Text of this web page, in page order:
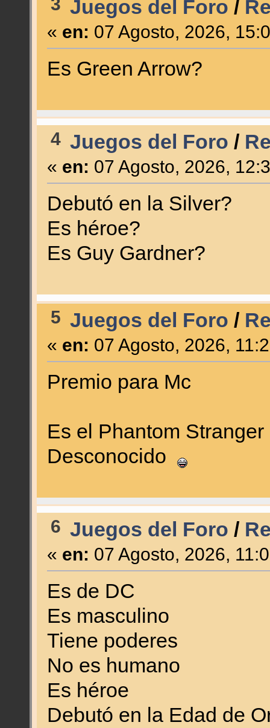
3 Juegos del Foro /
« en: 07 Agosto, 2026,
Es Green Arrow?
4 Juegos del Foro /
« en: 07 Agosto, 2026,
Debutó en la Silver?
Es héroe?
Es Guy Gardner?
5 Juegos del Foro /
« en: 07 Agosto, 2026,
Premio para Mc
Es el Phantom
Desconocido
6 Juegos del Foro /
« en: 07 Agosto, 2026,
Es de DC
Es masculino
Tiene poderes
No es humano
Es héroe
Debutó en la Edad de